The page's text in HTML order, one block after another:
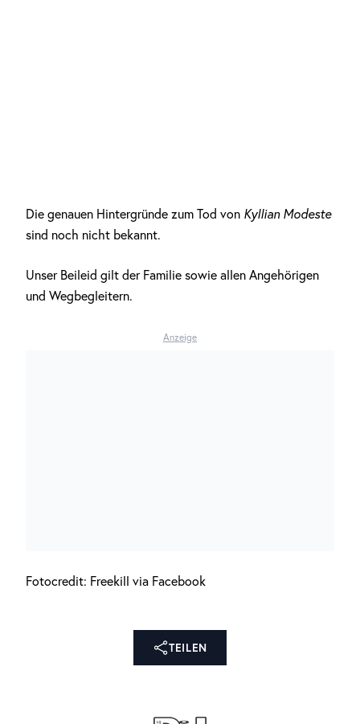
Die genauen Hintergründe zum Tod von Kyllian Modeste
sind noch nicht bekannt.
Unser Beileid gilt der Familie sowie allen Angehörigen
und Wegbegleitern.
Anzeige
Fotocredit: Freekill via Facebook
TEILEN